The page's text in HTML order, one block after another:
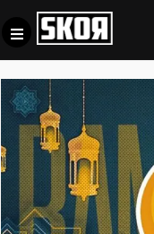
Football
Culture +
Sports
Privacy
Policy
Pedoman
Pemberitaan
Media
Siber